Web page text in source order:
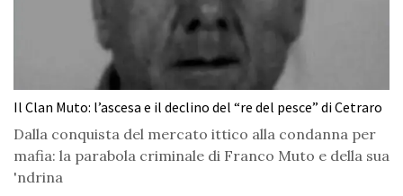
Il Clan Muto: l’ascesa e il declino del “re del pesce” di Cetraro
Dalla conquista del mercato ittico alla condanna per
mafia: la parabola criminale di Franco Muto e della sua
'ndrina